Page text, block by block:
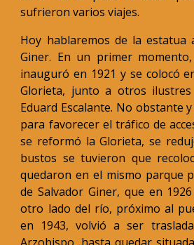
sufrieron varios viajes.
Hoy hablaremos de la estatua
Giner. En un primer
inauguró en 1921 y se colocó
Glorieta, junto a otros ilustres
Eduard Escalante. No obstante
para favorecer el tráfico de
se reformó la Glorieta, se
bustos se tuvieron que
quedaron en el mismo parque
de Salvador Giner, que en
otro lado del río, próximo al
en 1943, volvió a ser